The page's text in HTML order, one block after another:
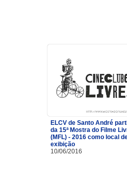
ELCV de Santo André
da 15ª Mostra do Filme
(MFL) - 2016 como local
exibição
10/06/2016